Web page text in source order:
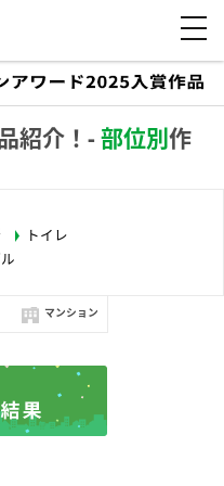
紹介！-部位別作
トイレ
マンション